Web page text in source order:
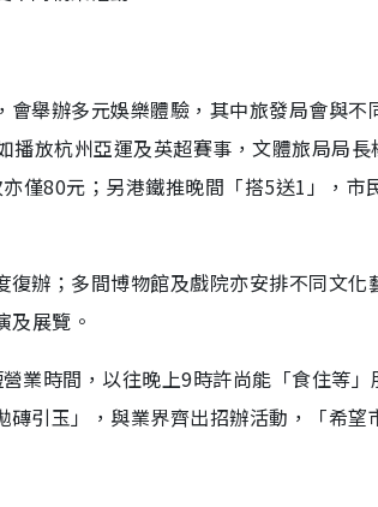
舉辦多元娛樂體驗，其中旅發局會與不
放杭州亞運及英超賽事，文體旅局局
僅80元；另港鐵推晚間「搭5送1」，市
辦；多間博物館及戲院亦安排不同文化
及展覽。
業時間，以往晚上9時許尚能「食住等
引玉」，與業界齊出招辦活動，「希望